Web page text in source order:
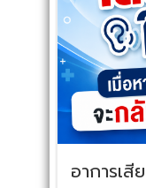
อาการเสี